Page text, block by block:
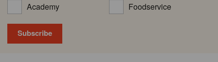
Academy
Foodservice